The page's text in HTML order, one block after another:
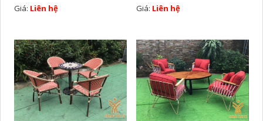
Giá: Liên hệ Giá: Liên hệ